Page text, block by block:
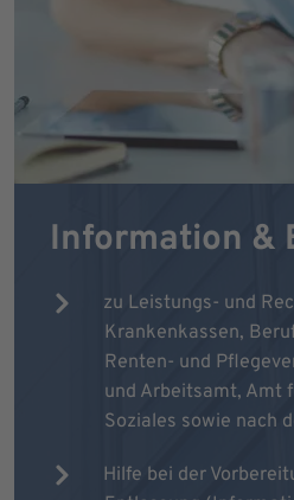
Information &
zu Leistungs- und
Krankenkassen,
Renten- und
und Arbeitsamt, Amt
Soziales sowie nach
Hilfe bei der